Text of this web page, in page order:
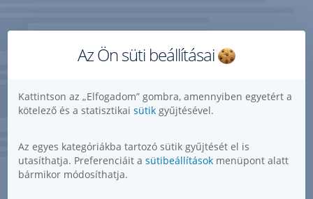
Az Ön süti beállításai
Kattintson az „Elfogadom” gombra, amennyiben egyetért a
kötelező és a statisztikai sütik gyűjtésével.
Az egyes kategóriákba tartozó sütik gyűjtését el is
utasíthatja. Preferenciáit a sütibeállítások menüpont alatt
bármikor módosíthatja.